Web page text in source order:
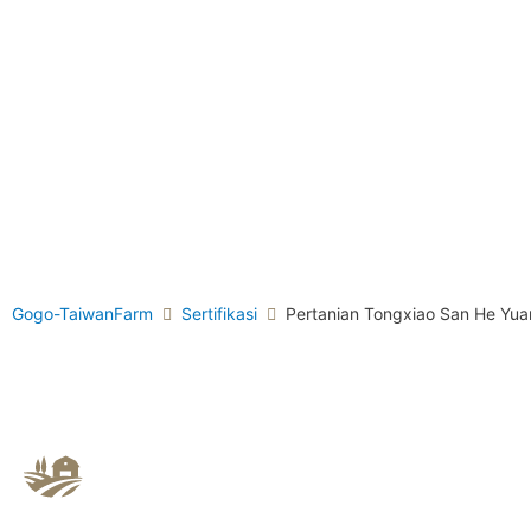
Gogo-TaiwanFarm Sertifikasi Pertanian Tongxiao San He